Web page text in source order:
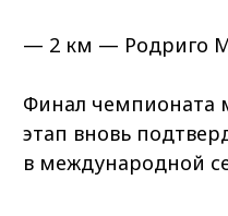
— 2 км — Родриго
Финал чемпионата
этап вновь
в международной